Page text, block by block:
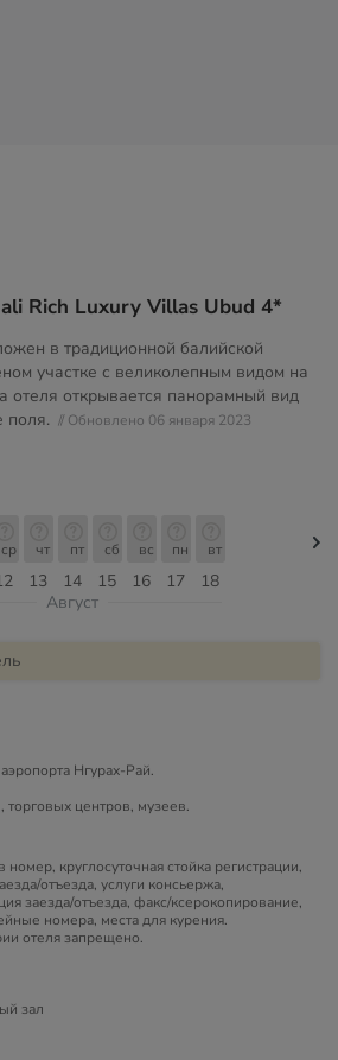
Rich Luxury Villas Ubud 4*
в традиционной балийской
участке с великолепным видом на
отеля открывается панорамный вид
поля. // Обновлено 06 января 2023
ср
13
чт
14
пт
15
сб
16
вс
17
пн
18
вт
Август
Нгурах-Рай.
торговых центров, музеев.
круглосуточная стойка регистрации,
отъезда, услуги консьержа,
заезда/отъезда, факс/ксерокопирование,
номера, места для курения.
отеля запрещено.
зал